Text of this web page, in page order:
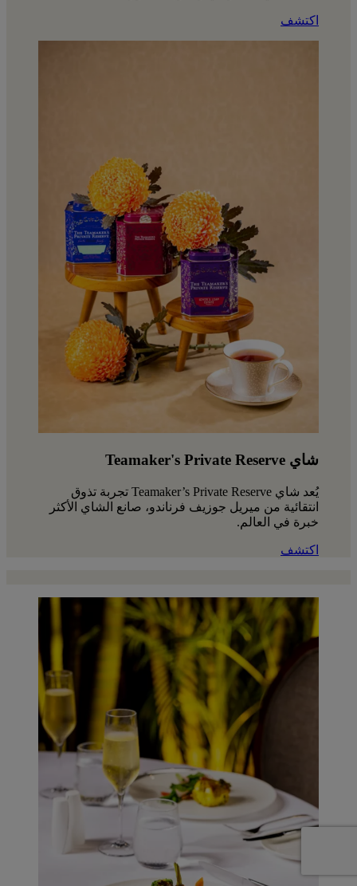
اكتشف
شاي Teamaker's Private Reserve
يُعد شاي Teamaker’s Private Reserve تجربة تذوق
انتقائية من ميريل جوزيف فرناندو، صانع الشاي الأكثر
خبرة في العالم.
اكتشف